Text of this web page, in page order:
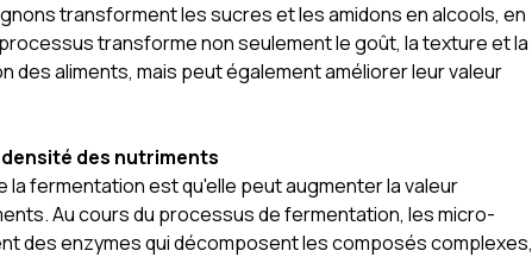
transforment les sucres et les amidons en alcools, en
transforme non seulement le goût, la texture et la
des aliments, mais peut également améliorer leur valeur
des nutriments
la fermentation est qu'elle peut augmenter la valeur
Au cours du processus de fermentation, les micro-
des enzymes qui décomposent les composés complexes,